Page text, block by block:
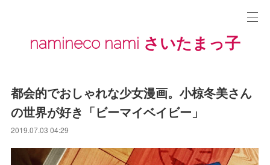
namineco nami さいたまっ子
都会的でおしゃれな少女漫画。小椋冬美さん
の世界が好き「ビーマイベイビー」
2019.07.03 04:29